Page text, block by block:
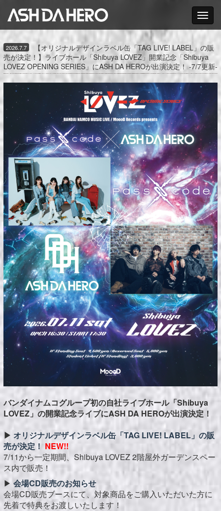
Toggle
2026.7.7
【オリジナルデザインラベル缶「TAG LIVE! LABEL」の販
売が決定！】ライブホール「Shibuya LOVEZ」開業記念「Shibuya
LOVEZ OPENING SERIES」にASH DA HEROが出演決定！ -7/7更新-
バンダイナムコグループ初の自社ライブホール「Shibuya
LOVEZ」の開業記念ライブにASH DA HEROが出演決定！
▶︎ オリジナルデザインラベル缶「TAG LIVE! LABEL」の販
売が決定！ NEW!!
7/11から一定期間、Shibuya LOVEZ 2階屋外ガーデンスペー
ス内で販売！
▶︎ 会場CD販売のお知らせ
会場CD販売ブースにて、対象商品をご購入いただいた方に
先着で特典をお渡しいたします！